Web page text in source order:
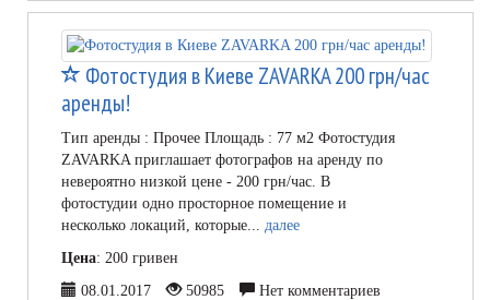
Фотостудия в Киеве ZAVARKA 200 грн/час
аренды!
Тип аренды : Прочее Площадь : 77 м2 Фотостудия
ZAVARKA приглашает фотографов на аренду по
невероятно низкой цене - 200 грн/час. В
фотостудии одно просторное помещение и
несколько локаций, которые... далее
Цена: 200 гривен
08.01.2017
50985
Нет комментариев